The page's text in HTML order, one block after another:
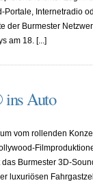
Portale, Internetradio
der Burmester
am 18. [...]
ins Auto
vom rollenden
Burmester 3D-
luxuriösen